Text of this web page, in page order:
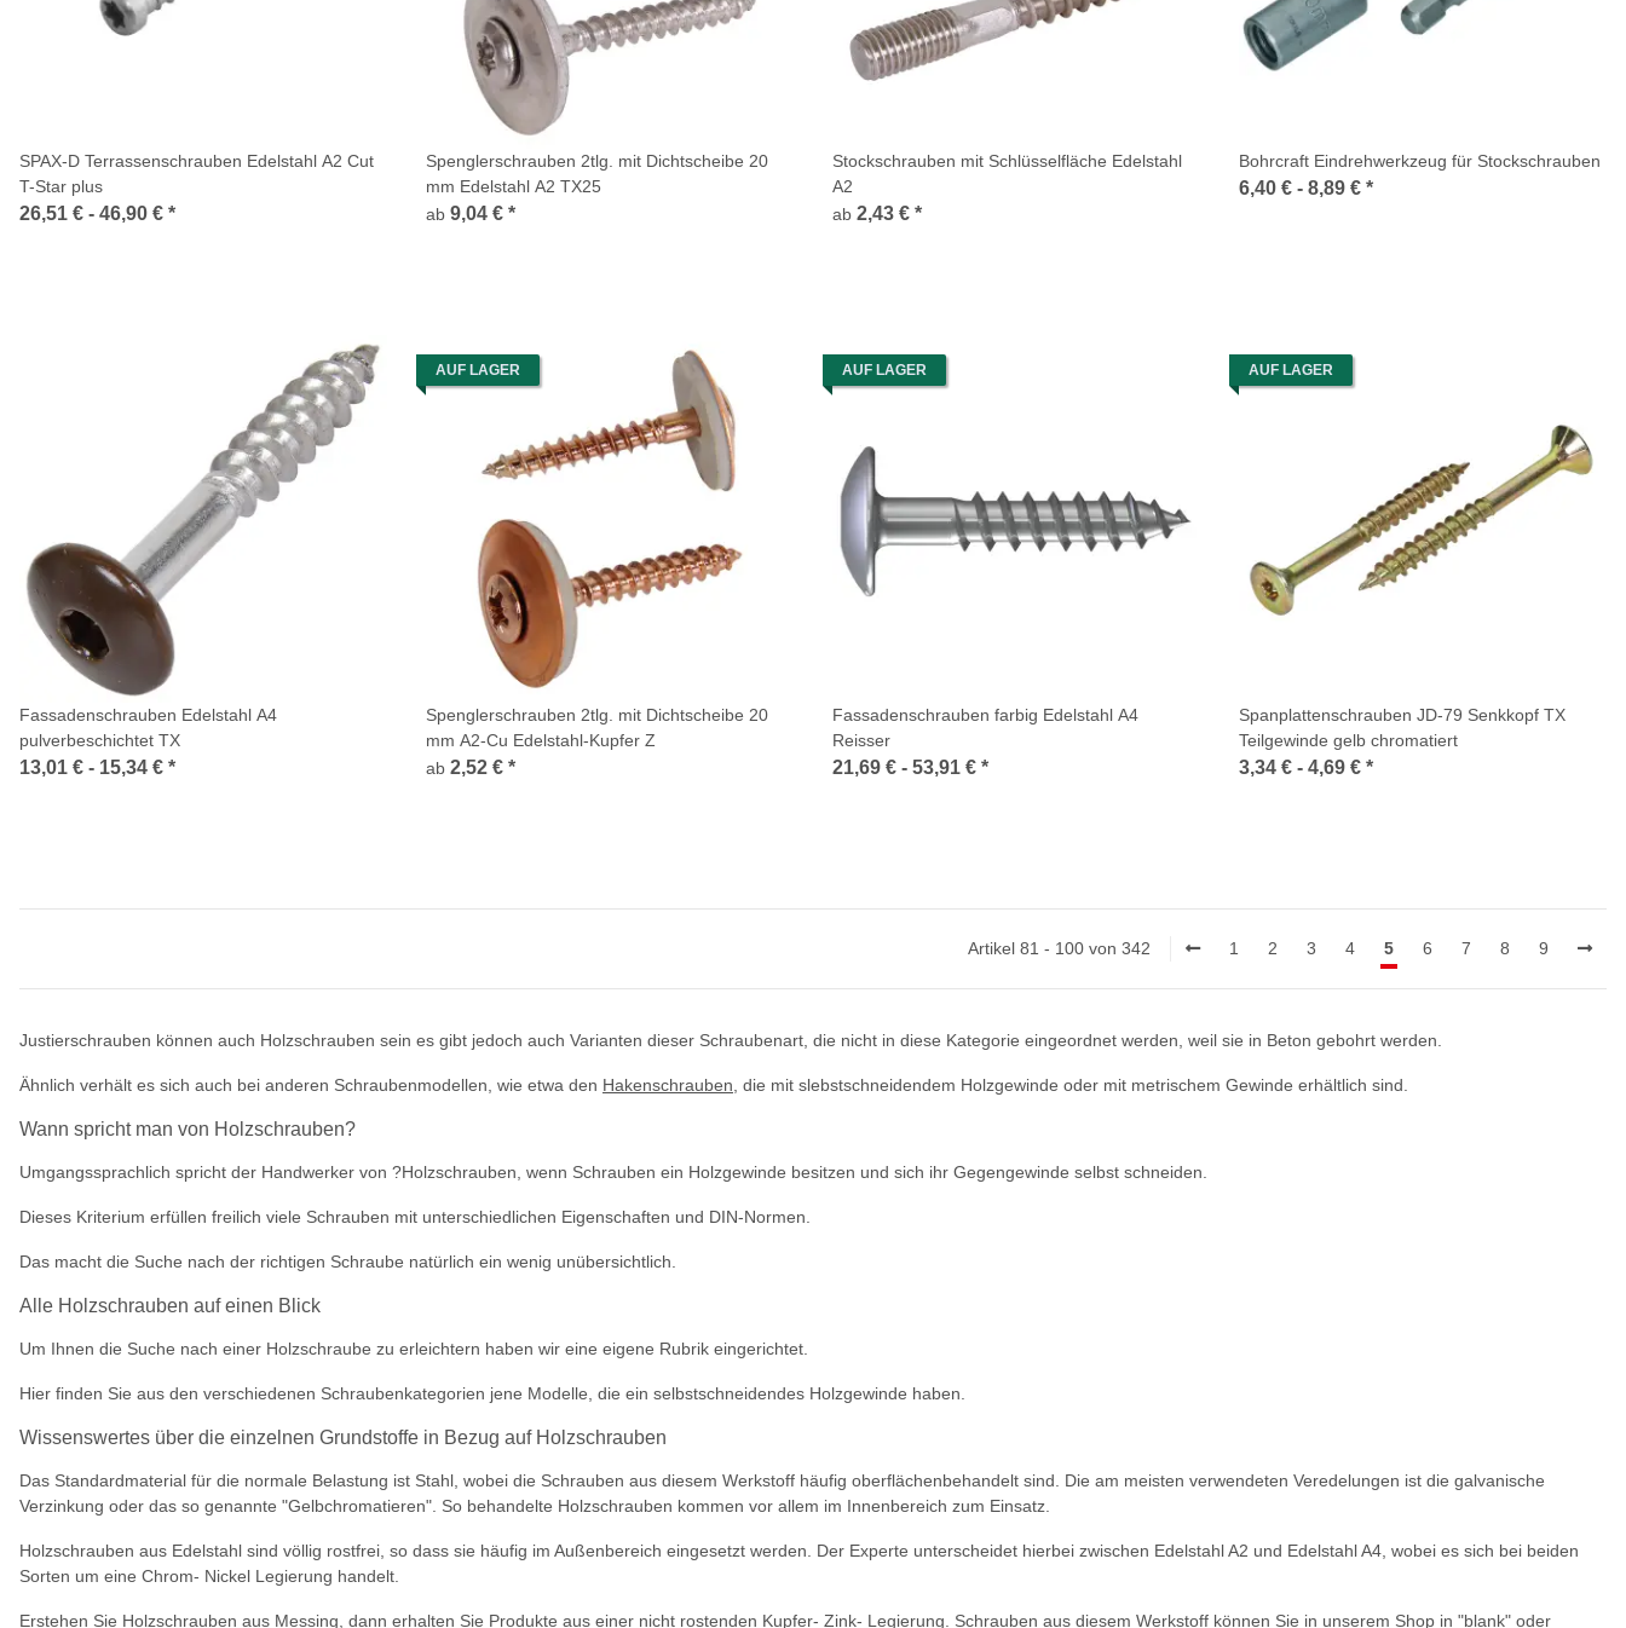
SPAX-D Terrassenschrauben Edelstahl A2 Cut
T-Star plus
26,51 € - 46,90 € *
Spenglerschrauben 2tlg. mit Dichtscheibe 20
mm Edelstahl A2 TX25
ab 9,04 € *
Stockschrauben mit Schlüsselfläche Edelstahl
A2
ab 2,43 € *
Bohrcraft Eindrehwerkzeug für Stockschrauben
6,40 € - 8,89 € *
Fassadenschrauben Edelstahl A4
pulverbeschichtet TX
13,01 € - 15,34 € *
AUF LAGER
Spenglerschrauben 2tlg. mit Dichtscheibe 20
mm A2-Cu Edelstahl-Kupfer Z
ab 2,52 € *
AUF LAGER
Fassadenschrauben farbig Edelstahl A4
Reisser
21,69 € - 53,91 € *
AUF LAGER
Spanplattenschrauben JD-79 Senkkopf TX
Teilgewinde gelb chromatiert
3,34 € - 4,69 € *
Artikel 81 - 100 von 342 1 2 3 4 5 6 7 8 9
Justierschrauben können auch Holzschrauben sein es gibt jedoch auch Varianten dieser Schraubenart, die nicht in diese Kategorie eingeordnet werden, weil sie in Beton gebohrt werden.
Ähnlich verhält es sich auch bei anderen Schraubenmodellen, wie etwa den Hakenschrauben , die mit slebstschneidendem Holzgewinde oder mit metrischem Gewinde erhältlich sind.
Wann spricht man von Holzschrauben?
Umgangssprachlich spricht der Handwerker von ?Holzschrauben, wenn Schrauben ein Holzgewinde besitzen und sich ihr Gegengewinde selbst schneiden.
Dieses Kriterium erfüllen freilich viele Schrauben mit unterschiedlichen Eigenschaften und DIN-Normen.
Das macht die Suche nach der richtigen Schraube natürlich ein wenig unübersichtlich.
Alle Holzschrauben auf einen Blick
Um Ihnen die Suche nach einer Holzschraube zu erleichtern haben wir eine eigene Rubrik eingerichtet.
Hier finden Sie aus den verschiedenen Schraubenkategorien jene Modelle, die ein selbstschneidendes Holzgewinde haben.
Wissenswertes über die einzelnen Grundstoffe in Bezug auf Holzschrauben
Das Standardmaterial für die normale Belastung ist Stahl, wobei die Schrauben aus diesem Werkstoff häufig oberflächenbehandelt sind. Die am meisten verwendeten Veredelungen ist die galvanische
Verzinkung oder das so genannte "Gelbchromatieren". So behandelte Holzschrauben kommen vor allem im Innenbereich zum Einsatz.
Holzschrauben aus Edelstahl sind völlig rostfrei, so dass sie häufig im Außenbereich eingesetzt werden. Der Experte unterscheidet hierbei zwischen Edelstahl A2 und Edelstahl A4, wobei es sich bei beiden
Sorten um eine Chrom- Nickel Legierung handelt.
Erstehen Sie Holzschrauben aus Messing, dann erhalten Sie Produkte aus einer nicht rostenden Kupfer- Zink- Legierung. Schrauben aus diesem Werkstoff können Sie in unserem Shop in "blank" oder